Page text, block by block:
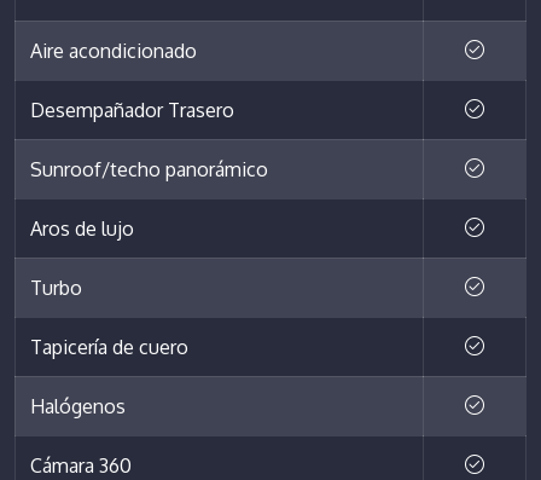
Aire acondicionado
Desempañador Trasero
Sunroof/techo panorámico
Aros de lujo
Turbo
Tapicería de cuero
Halógenos
Cámara 360